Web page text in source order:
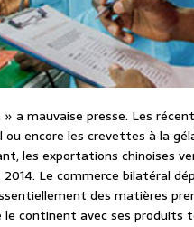
» a mauvaise presse. Les
encore les crevettes à la
les exportations chinoises
Le commerce bilatéral
des matières
le continent avec ses